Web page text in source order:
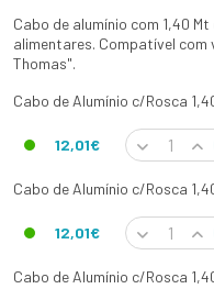
Cabo de alumínio com 1,40
alimentares. Compatível
Thomas".
Cabo de Alumínio c/Rosca
12,01€
Cabo de Alumínio c/Rosca
12,01€
Cabo de Alumínio c/Rosca